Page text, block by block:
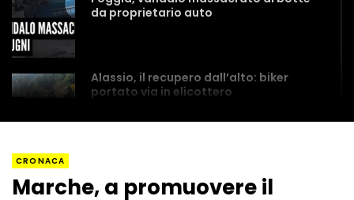
da proprietario auto
Alassio, il recupero dall’alto: biker
portato via in elicottero
CRONACA
Marche, a promuovere il